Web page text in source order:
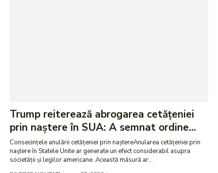
Trump reiterează abrogarea cetățeniei
prin naștere în SUA: A semnat ordine...
Consecințele anulării cetățeniei prin naștereAnularea cetățeniei prin
naștere în Statele Unite ar generate un efect considerabil asupra
societății și legilor americane. Această măsură ar...